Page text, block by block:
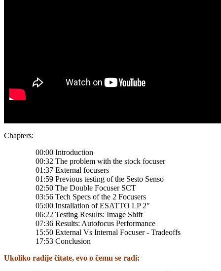
Chapters:
00:00 Introduction
00:32 The problem with the stock focuser
01:37 External focusers
01:59 Previous testing of the Sesto Senso
02:50 The Double Focuser SCT
03:56 Tech Specs of the 2 Focusers
05:00 Installation of ESATTO LP 2"
06:22 Testing Results: Image Shift
07:36 Results: Autofocus Performance
15:50 External Vs Internal Focuser - Tradeoffs
17:53 Conclusion
Ukoliko radije čitate, evo o čemu se radi: